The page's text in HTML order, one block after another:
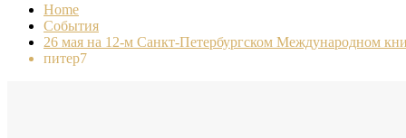
Home
События
26 мая на 12-м Санкт-Петербургском Международном
питер7